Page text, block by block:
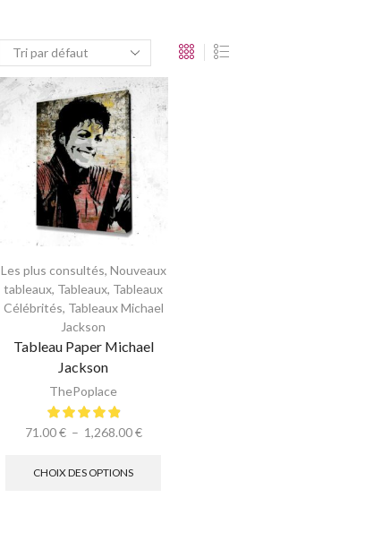
Les plus consultés, Nouveaux
tableaux, Tableaux, Tableaux
Célébrités, Tableaux Michael
Jackson
Tableau Paper Michael
Jackson
ThePoplace
71.00€ – 1,268.00€
CHOIX DES OPTIONS